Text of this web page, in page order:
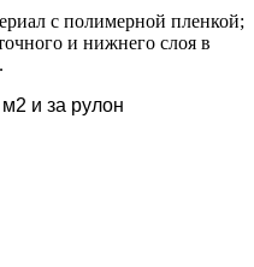
с полимерной пленкой;
и нижнего слоя в
и за рулон